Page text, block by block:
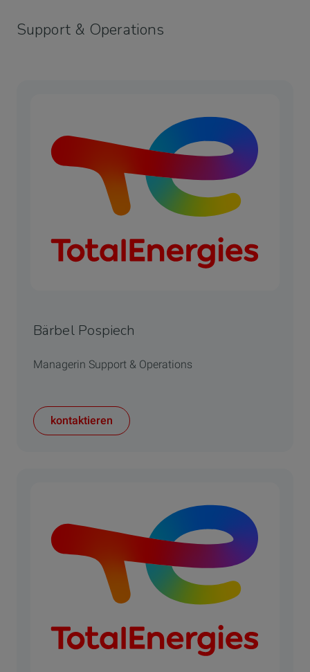
Support & Operations
Bärbel Pospiech
Managerin Support & Operations
kontaktieren